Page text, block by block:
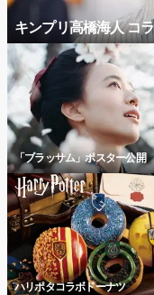
キンプリ高橋海人 コ
「ブラッサム」ポスター公開
ハリポタコラボドーナツ